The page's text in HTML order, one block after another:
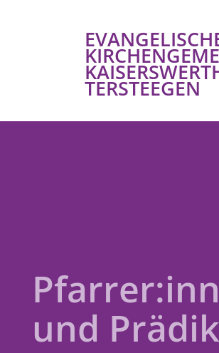
TERSTEEGEN
und